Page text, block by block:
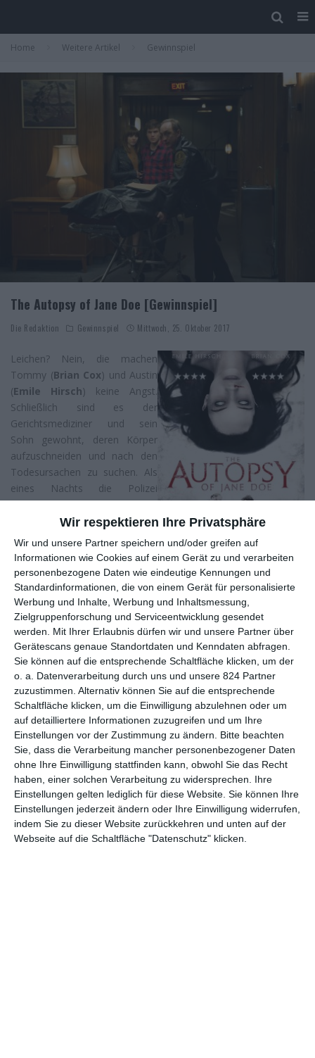
Wir respektieren Ihre Privatsphäre
Wir und unsere Partner speichern und/oder greifen auf
Informationen wie Cookies auf einem Gerät zu und verarbeiten
personenbezogene Daten wie eindeutige Kennungen und
Standardinformationen, die von einem Gerät für personalisierte
Werbung und Inhalte, Werbung und Inhaltsmessung,
Zielgruppenforschung und Serviceentwicklung gesendet
werden. Mit Ihrer Erlaubnis dürfen wir und unsere Partner über
Gerätescans genaue Standortdaten und Kenndaten abfragen.
Sie können auf die entsprechende Schaltfläche klicken, um der
o. a. Datenverarbeitung durch uns und unsere 824 Partner
zuzustimmen. Alternativ können Sie auf die entsprechende
Schaltfläche klicken, um die Einwilligung abzulehnen oder um
auf detailliertere Informationen zuzugreifen und um Ihre
Einstellungen vor der Zustimmung zu ändern. Bitte beachten
Sie, dass die Verarbeitung mancher personenbezogener Daten
ohne Ihre Einwilligung stattfinden kann, obwohl Sie das Recht
haben, einer solchen Verarbeitung zu widersprechen. Ihre
Einstellungen gelten lediglich für diese Website. Sie können Ihre
Einstellungen jederzeit ändern oder Ihre Einwilligung widerrufen,
indem Sie zu dieser Website zurückkehren und unten auf der
Webseite auf die Schaltfläche "Datenschutz" klicken.
Home Weitere Artikel Gewinnspiel
The Autopsy of Jane Doe [Gewinnspiel]
Die Redaktion Gewinnspiel Mittwoch, 25. Oktober 2017
Leichen? Nein, die machen
Tommy (Brian Cox) und Austin
(Emile Hirsch) keine Angst.
Schließlich sind es der
Gerichtsmediziner und sein
Sohn gewohnt, deren Körper
aufzuschneiden und nach den
Todesursachen zu suchen. Als
eines Nachts die Polizei
vorbeikommt und die Leiche
einer jungen Frau abliefert,
bringt ihnen aber auch ihre
jahrelange Erfahrung nichts
mehr. Nicht nur, dass hier nicht
ersichtlich ist, woran die Unbekannte gestorben ist, die beiden
finden zudem lauter Indizien, die ebenso rätselhaft wie grausam
sind. Als dann auch noch in der Leichenhalle einige sehr
seltsame Dinge vor sich gehen, dämmert ihnen, dass es sich
hier nicht um eine normale Tote handeln kann.
Eine Weile hat es ja schon gedauert, bis wir hierzulande endlich
einmal in den Genuss vonThe Autopsy of Janekommen
durften. Während der Film schon letztes Jahr in den USA gezeigt
wurde, mussten wir uns bis zum diesjährigen
Filmfestgedulden. Dafür wurden die Besucher mit einem
kleinen Highlight belohnt: Gerade das beklemmende Setting
sorgte zusammen mit der rätselhaften Story für mächtig
Spannung. Denn in einem Leichenschauhaus eingesperrt zu sein,
das ist schon ein echter Alptraum. Wer es nicht auf das jährliche
Genrefestival geschafft hat oder sich lieber in den eigenen vier
Wänden gruselt, der kann dies seit dem 20. Oktober 2017 tun.